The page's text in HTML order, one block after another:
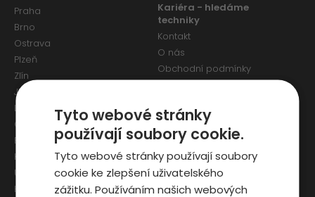
Kariéra - hledáme
techniky
Kontakt
O nás
Obchodní podmínky
Praha
Brno
Ostrava
Plzeň
Zlín
Jihlava
Liberec
Olomouc
Pardubice
Karlovy Vary
Ústí nad Labem
Hradec Králové
Tyto webové stránky
používají soubory cookie.
Tyto webové stránky používají soubory
cookie ke zlepšení uživatelského
zážitku. Používáním našich webových